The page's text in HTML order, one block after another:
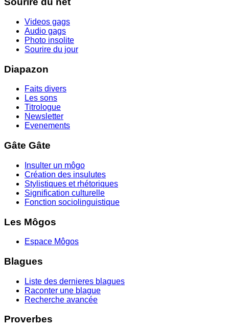
Videos gags
Audio gags
Photo insolite
Sourire du jour
Diapazon
Faits divers
Les sons
Titrologue
Newsletter
Evenements
Gâte Gâte
Insulter un môgo
Création des insulutes
Stylistiques et rhétoriques
Signification culturelle
Fonction sociolinguistique
Les Môgos
Espace Môgos
Blagues
Liste des dernieres blagues
Raconter une blague
Recherche avancée
Proverbes